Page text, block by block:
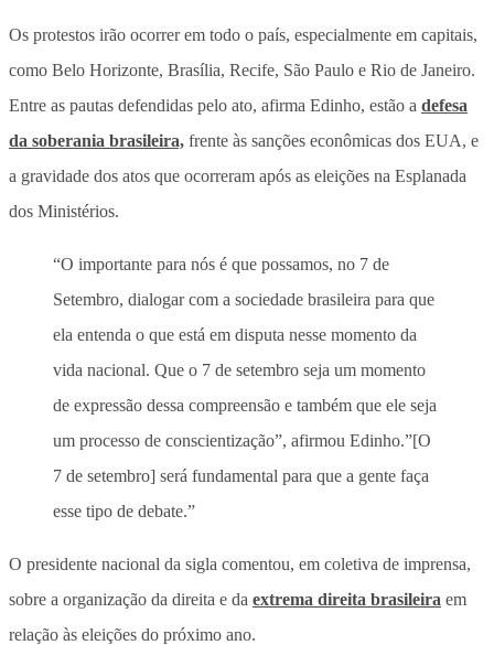
Os protestos irão ocorrer em todo o país, especialmente em capitais,
como Belo Horizonte, Brasília, Recife, São Paulo e Rio de Janeiro.
Entre as pautas defendidas pelo ato, afirma Edinho, estão a defesa
da soberania brasileira, frente às sanções econômicas dos EUA, e
a gravidade dos atos que ocorreram após as eleições na Esplanada
dos Ministérios.
“O importante para nós é que possamos, no 7 de
Setembro, dialogar com a sociedade brasileira para que
ela entenda o que está em disputa nesse momento da
vida nacional. Que o 7 de setembro seja um momento
de expressão dessa compreensão e também que ele seja
um processo de conscientização”, afirmou Edinho.”[O
7 de setembro] será fundamental para que a gente faça
esse tipo de debate.”
O presidente nacional da sigla comentou, em coletiva de imprensa,
sobre a organização da direita e da extrema direita brasileira em
relação às eleições do próximo ano.